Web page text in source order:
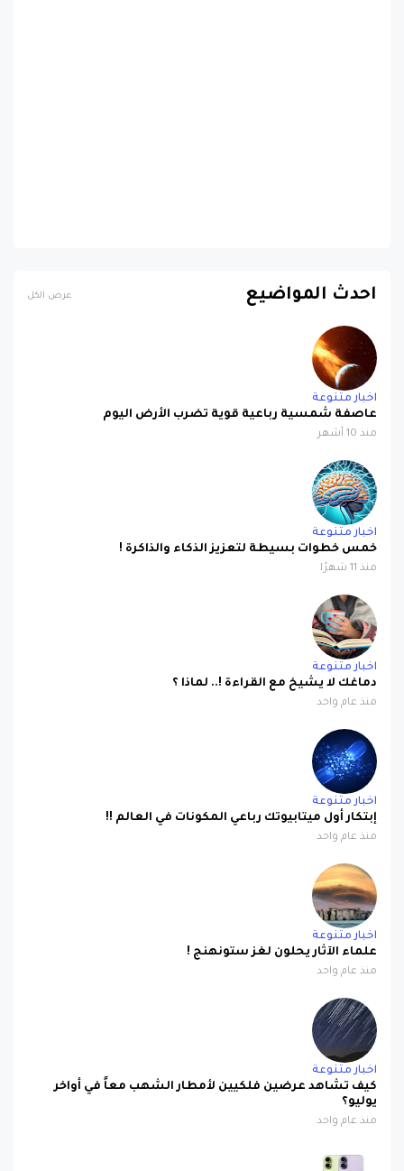
احدث المواضيع عرض الكل
اخبار متنوعة
عاصفة شمسية رباعية قوية تضرب الأرض اليوم
منذ 10 أشهر
اخبار متنوعة
خمس خطوات بسيطة لتعزيز الذكاء والذاكرة !
منذ 11 شهرًا
اخبار متنوعة
دماغك لا يشيخ مع القراءة !.. لماذا ؟
منذ عام واحد
اخبار متنوعة
إبتكار أول ميتابيوتك رباعي المكونات في العالم !!
منذ عام واحد
اخبار متنوعة
علماء الآثار يحلون لغز ستونهنج !
منذ عام واحد
اخبار متنوعة
كيف تشاهد عرضين فلكيين لأمطار الشهب معاً في أواخر
يوليو؟
منذ عام واحد